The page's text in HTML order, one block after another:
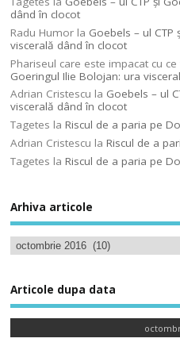
dând în clocot
Radu Humor la Goebels – ul
viscerală dând în clocot
Phariseul care este impacat cu
Goeringul Ilie Bolojan: ura
Adrian Cristescu la Goebels – ul
viscerală dând în clocot
Tagetes laRiscul de a paria pe
Adrian Cristescu laRiscul de a
Tagetes laRiscul de a paria pe
Arhiva articole
Articole dupa data